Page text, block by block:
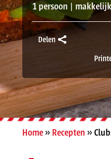
1 persoon |
Delen
Home» Recepten »